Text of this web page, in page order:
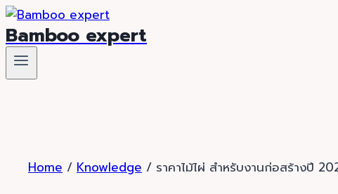
Skip
to
content
Bamboo expert
Home / Knowledge / ราคาไม้ไผ่ สำหรับงานก่อสร้างปี